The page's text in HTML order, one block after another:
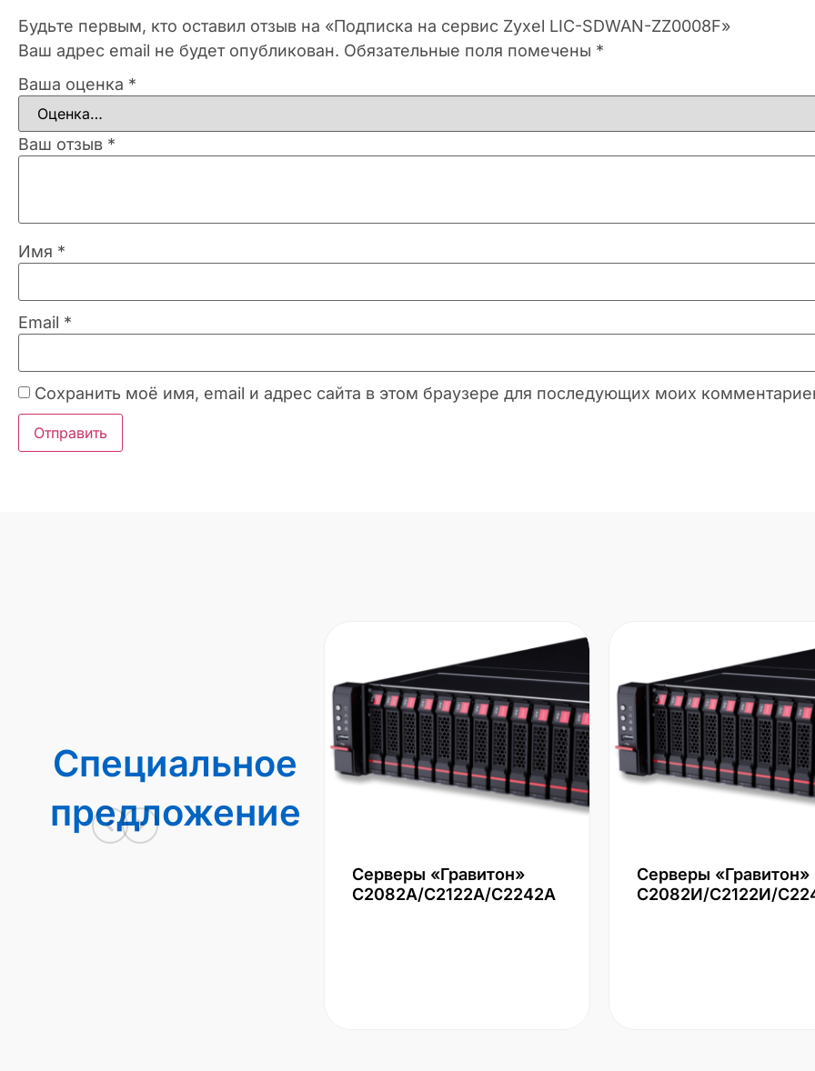
Будьте первым, кто оставил отзыв на «Подписка на сервис Zyxel LIC-SDWAN-ZZ0008F»
Ваш адрес email не будет опубликован. Обязательные поля помечены *
Ваша оценка *
Ваш отзыв *
Имя *
Email *
Сохранить моё имя, email и адрес сайта в этом браузере для последующих моих
Специальное
предложение
Серверы «Гравитон»
С2082А/С2122А/С2242А
Серверы «Гравитон»
С2082И/С2122И/